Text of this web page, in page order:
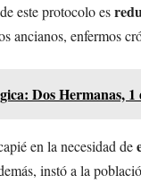
este protocolo es
ancianos, enfermos
Dos Hermanas, 1
en la necesidad de
instó a la